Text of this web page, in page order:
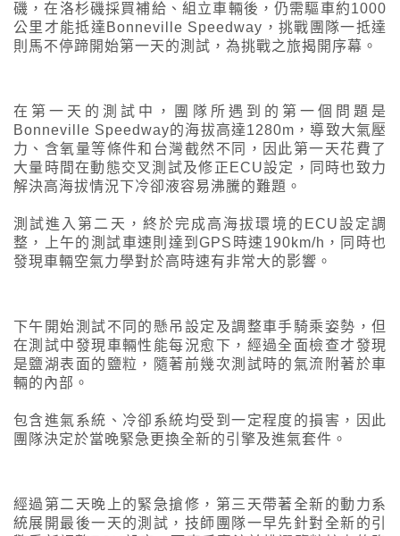
磯，在洛杉磯採買補給、組立車輛後，仍需驅車約1000
公里才能抵達Bonneville Speedway，挑戰團隊一抵達
則馬不停蹄開始第一天的測試，為挑戰之旅揭開序幕。
在第一天的測試中，團隊所遇到的第一個問題是
Bonneville Speedway的海拔高達1280m，導致大氣壓
力、含氧量等條件和台灣截然不同，因此第一天花費了
大量時間在動態交叉測試及修正ECU設定，同時也致力
解決高海拔情況下冷卻液容易沸騰的難題。
測試進入第二天，終於完成高海拔環境的ECU設定調
整，上午的測試車速則達到GPS時速190km/h，同時也
發現車輛空氣力學對於高時速有非常大的影響。
下午開始測試不同的懸吊設定及調整車手騎乘姿勢，但
在測試中發現車輛性能每況愈下，經過全面檢查才發現
是鹽湖表面的鹽粒，隨著前幾次測試時的氣流附著於車
輛的內部。
包含進氣系統、冷卻系統均受到一定程度的損害，因此
團隊決定於當晚緊急更換全新的引擎及進氣套件。
經過第二天晚上的緊急搶修，第三天帶著全新的動力系
統展開最後一天的測試，技師團隊一早先針對全新的引